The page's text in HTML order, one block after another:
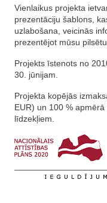
Vienlaikus projekta
prezentāciju šablons,
uzlabošana, veicinās
prezentējot mūsu
Projekts īstenots no
30. jūnijam.
Projekta kopējās
EUR) un 100 %
līdzekļiem.